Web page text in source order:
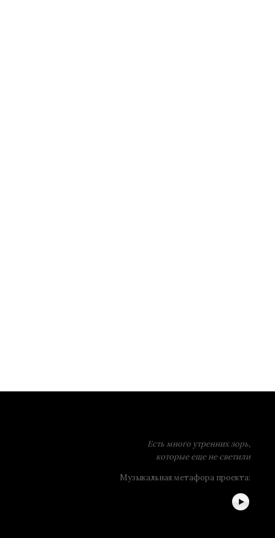
Есть много утренних зорь,
которые еще не светили
Музыкальная метафора проекта: